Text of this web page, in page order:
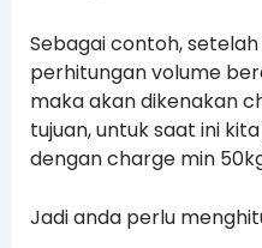
Sebagai contoh,
perhitungan volume
maka akan dikenakan
tujuan, untuk saat ini
dengan charge min
Jadi anda perlu